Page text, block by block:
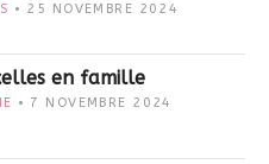
25 NOVEMBRE 2024
en famille
7 NOVEMBRE 2024